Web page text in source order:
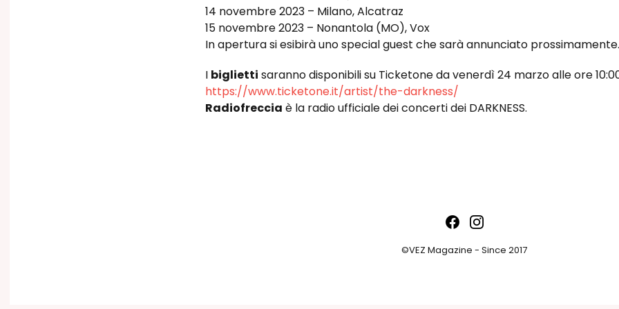
14 novembre 2023 – Milano, Alcatraz
15 novembre 2023 – Nonantola (MO), Vox
In apertura si esibirà uno special guest che sarà annunciato prossimamente.
I biglietti saranno disponibili su Ticketone davenerdì 24 marzo alle ore
https://www.ticketone.it/artist/the-darkness/
Radiofreccia è la radio ufficiale dei concerti dei DARKNESS.
©VEZ Magazine - Since 2017